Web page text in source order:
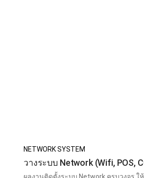
NETWORK SYSTEM
วางระบบ Network (Wifi, POS,